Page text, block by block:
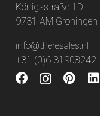
Königsstraße 1D
9731 AM Groningen
info@theresales.nl
+31 (0)6 31908242